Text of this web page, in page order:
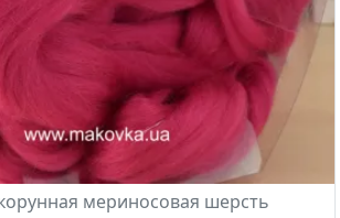
мериносовая шерсть